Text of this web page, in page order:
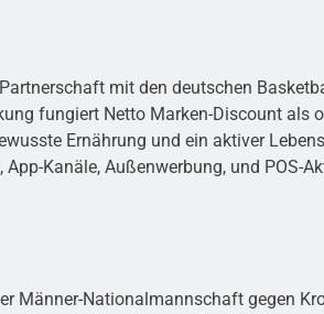
mit den deutschen
fungiert Netto Marken-Discount als
Ernährung und ein aktiver
Kanäle, Außenwerbung, und POS-
Männer-Nationalmannschaft gegen